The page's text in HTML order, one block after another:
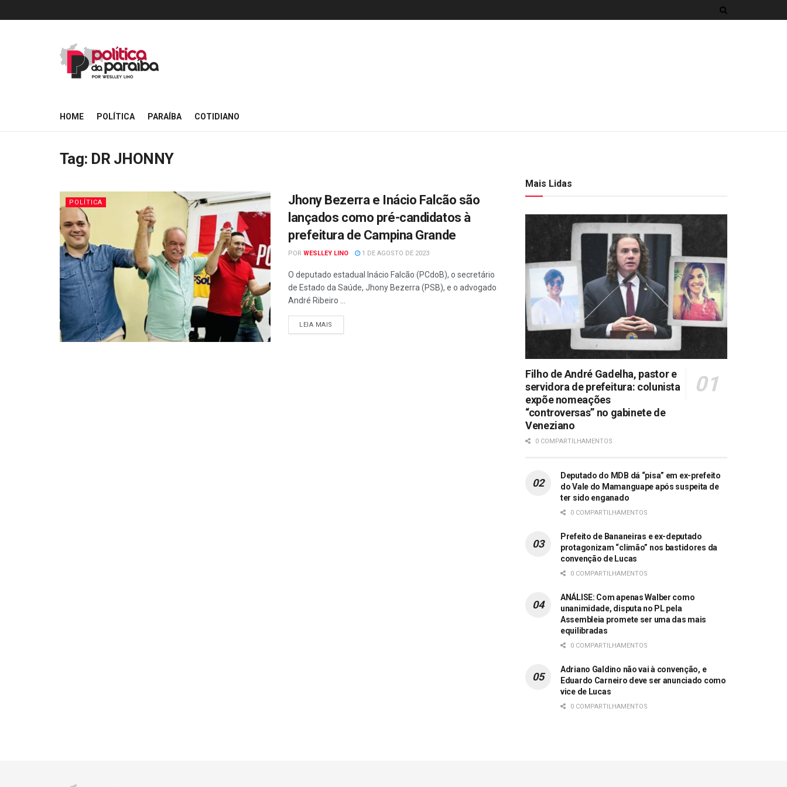
HOME POLÍTICA PARAÍBA COTIDIANO
Tag: DR JHONNY
POLÍTICA
Jhony Bezerra e Inácio Falcão são
lançados como pré-candidatos à
prefeitura de Campina Grande
POR WESLLEY LINO 1 DE AGOSTO DE 2023
O deputado estadual Inácio Falcão (PCdoB), o secretário
de Estado da Saúde, Jhony Bezerra (PSB), e o advogado
André Ribeiro ...
LEIA MAIS
Mais Lidas
Filho de André Gadelha, pastor e
servidora de prefeitura: colunista
expõe nomeações
“controversas” no gabinete de
Veneziano
0 COMPARTILHAMENTOS
Deputado do MDB dá “pisa” em ex-prefeito
do Vale do Mamanguape após suspeita de
ter sido enganado
0 COMPARTILHAMENTOS
Prefeito de Bananeiras e ex-deputado
protagonizam “climão” nos bastidores da
convenção de Lucas
0 COMPARTILHAMENTOS
ANÁLISE: Com apenas Walber como
unanimidade, disputa no PL pela
Assembleia promete ser uma das mais
equilibradas
0 COMPARTILHAMENTOS
Adriano Galdino não vai à convenção, e
Eduardo Carneiro deve ser anunciado como
vice de Lucas
0 COMPARTILHAMENTOS